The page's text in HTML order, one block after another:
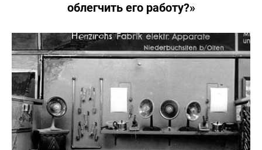
облегчить его работу?»